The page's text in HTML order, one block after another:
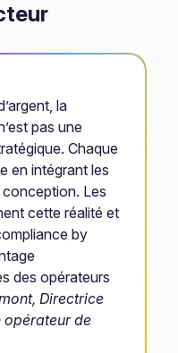
la
pas une
Chaque
en intégrant les
Les
cette réalité et
by
des opérateurs
Directrice
opérateur de